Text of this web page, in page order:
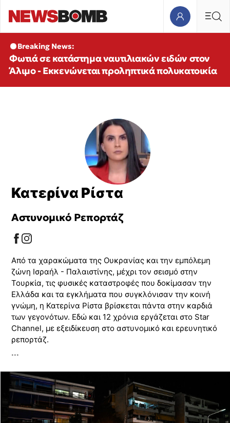
Breaking News:
Φωτιά σε κατάστημα ναυτιλιακών ειδών στον
Άλιμο - Εκκενώνεται προληπτικά πολυκατοικία
Κατερίνα Ρίστα
Αστυνομικό Ρεπορτάζ
Από τα χαρακώματα της Ουκρανίας και την εμπόλεμη
ζώνη Ισραήλ - Παλαιστίνης, μέχρι τον σεισμό στην
Τουρκία, τις φυσικές καταστροφές που δοκίμασαν την
Ελλάδα και τα εγκλήματα που συγκλόνισαν την κοινή
γνώμη, η Κατερίνα Ρίστα βρίσκεται πάντα στην καρδιά
των γεγονότων. Εδώ και 12 χρόνια εργάζεται στο Star
Channel, με εξειδίκευση στο αστυνομικό και ερευνητικό
ρεπορτάζ.
...